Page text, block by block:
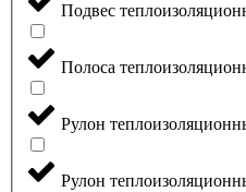
Подвес
Полоса
Рулон
Рулон